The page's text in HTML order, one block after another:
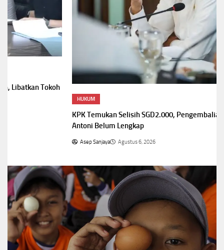
KPK Temukan Selisih SGD2.000, Pengembalian Uang Raja Juli
Antoni Belum Lengkap
Agustus 6, 2026